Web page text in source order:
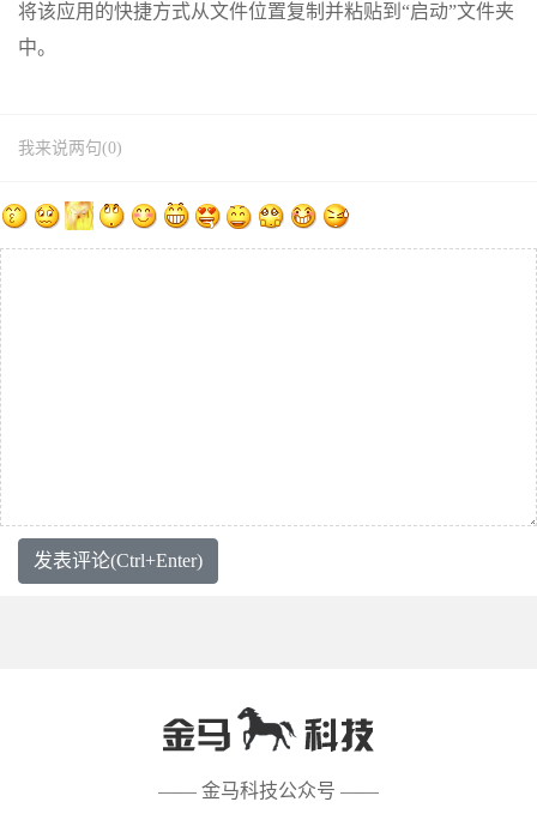
将该应用的快捷方式从文件位置复制并粘贴到“启动”文件夹
中。
我来说两句(0)
发表评论(Ctrl+Enter)
—— 金马科技公众号 ——